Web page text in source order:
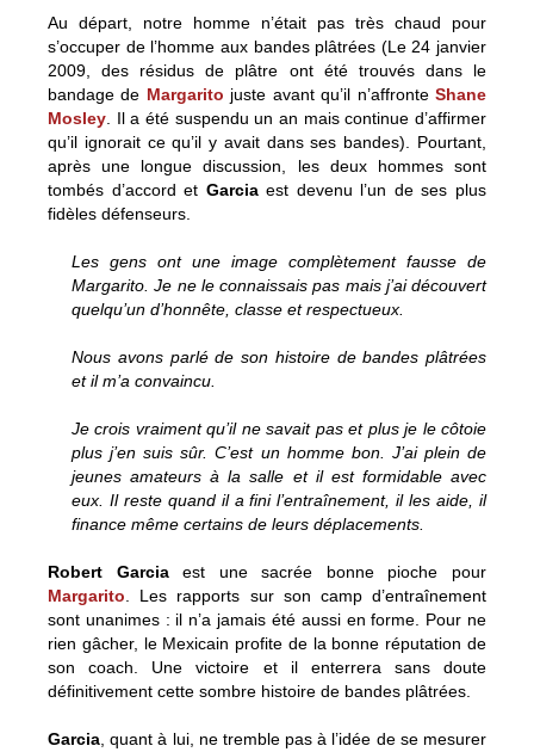
Au départ, notre homme n’était pas très chaud pour
s’occuper de l’homme aux bandes plâtrées (Le 24 janvier
2009, des résidus de plâtre ont été trouvés dans le
bandage de Margarito juste avant qu’il n’affronteShane
Mosley . Il a été suspendu un an mais continue d’affirmer
qu’il ignorait ce qu’il y avait dans ses bandes). Pourtant,
après une longue discussion, les deux hommes sont
tombés d’accord et Garciaest devenu l’un de ses plus
fidèles défenseurs.
Les gens ont une image complètement fausse de
Margarito. Je ne le connaissais pas mais j’ai découvert
quelqu’un d’honnête, classe et respectueux.
Nous avons parlé de son histoire de bandes plâtrées
et il m’a convaincu.
Je crois vraiment qu’il ne savait pas et plus je le côtoie
plus j’en suis sûr. C’est un homme bon. J’ai plein de
jeunes amateurs à la salle et il est formidable avec
eux. Il reste quand il a fini l’entraînement, il les aide, il
finance même certains de leurs déplacements.
Robert Garciaest une sacrée bonne pioche pour
Margarito . Les rapports sur son camp d’entraînement
sont unanimes : il n’a jamais été aussi en forme. Pour ne
rien gâcher, le Mexicain profite de la bonne réputation de
son coach. Une victoire et il enterrera sans doute
définitivement cette sombre histoire de bandes plâtrées.
Garcia , quant à lui, ne tremble pas à l’idée de se mesurer